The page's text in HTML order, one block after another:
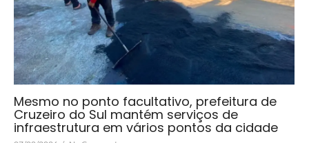
Mesmo no ponto facultativo, prefeitura de
Cruzeiro do Sul mantém serviços de
infraestrutura em vários pontos da cidade